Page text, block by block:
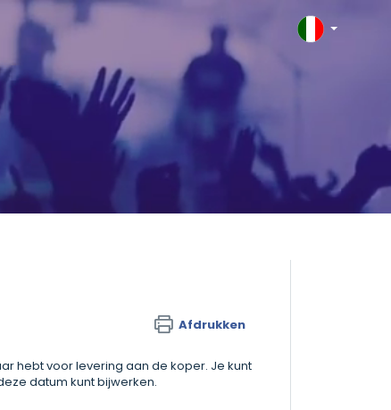
Afdrukken
hebt voor levering aan de koper. Je kunt
datum kunt bijwerken.